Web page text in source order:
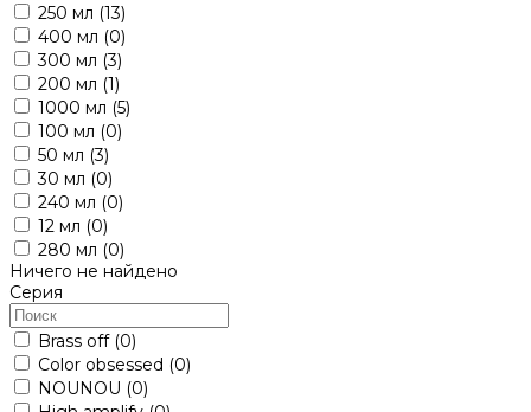
250 мл (13)
400 мл (0)
300 мл (3)
200 мл (1)
1000 мл (5)
100 мл (0)
50 мл (3)
30 мл (0)
240 мл (0)
12 мл (0)
280 мл (0)
Ничего не найдено
Серия
Brass off (0)
Color obsessed (0)
NOUNOU (0)